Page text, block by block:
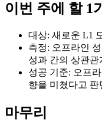
이번 주에 할 1
대상: 새로운 L1
측정: 오프라인
성과 간의 상관관
성공 기준: 오프
향을 미쳤다고 판
마무리